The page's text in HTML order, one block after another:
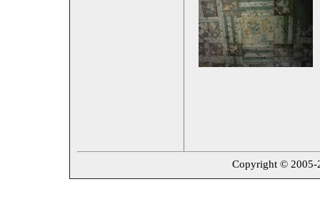
Copyright © 2005-